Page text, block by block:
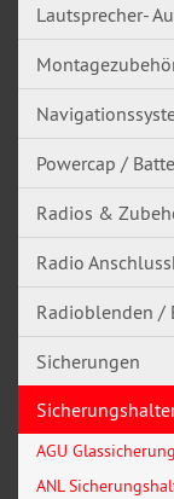
Lautsprecher-
Powercap /
Radios &
Radio
Radioblenden /
Sicherungen
AGU
ANL